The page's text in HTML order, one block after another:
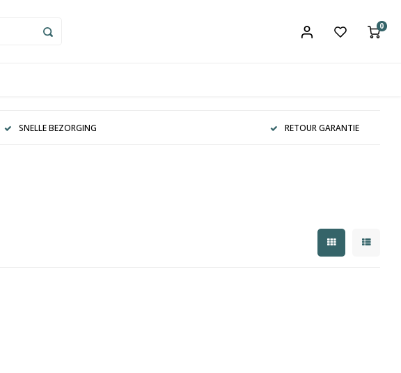
0
SNELLE BEZORGING RETOUR GARANTIE